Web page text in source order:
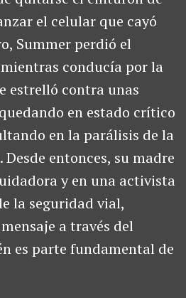
el celular que cayó
Summer perdió el
conducía por la
estrelló contra unas
en estado crítico
en la parálisis de la
entonces, su madre
y en una activista
la seguridad vial,
a través del
es parte fundamental de